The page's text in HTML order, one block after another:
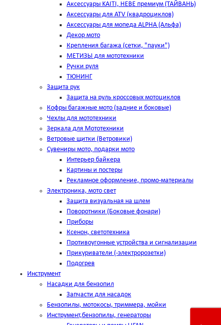
Аксессуары KAITI, HEBE премиум (ТАЙВАНЬ)
Аксессуары для ATV (квадроциклов)
Аксессуары для мопеда ALPHA (Альфа)
Декор мото
Крепления багажа (сетки, "пауки")
МЕТИЗЫ для мототехники
Ручки руля
ТЮНИНГ
Защита рук
Защита на руль кроссовых мотоциклов
Кофры багажные мото (задние и боковые)
Чехлы для мототехники
Зеркала для Мототехники
Ветровые щитки (Ветровики)
Сувениры мото, подарки мото
Интерьер байкера
Картины и постеры
Рекламное оформление, промо-материалы
Электроника, мото свет
Защита визуальная на шлем
Поворотники (Боковые фонари)
Приборы
Ксенон, светотехника
Противоугонные устройства и сигнализации
Прикуриватели (-электророзетки)
Подогрев
Инструмент
Насадки для бензопил
Запчасти для насадок
Бензопилы, мотокосы, триммера, мойки
Инструмент,бензопилы, генераторы